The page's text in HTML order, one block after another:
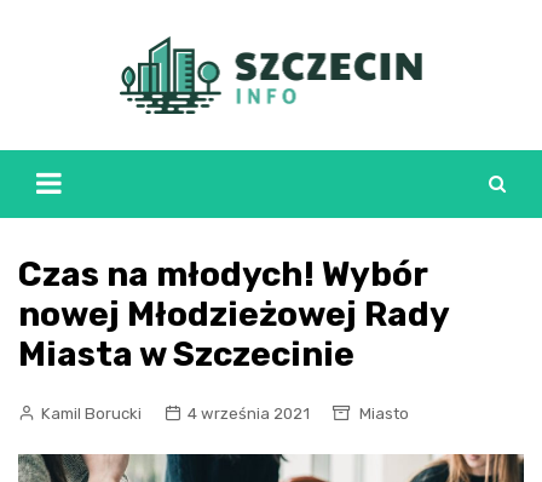
Czas na młodych! Wybór
nowej Młodzieżowej Rady
Miasta w Szczecinie
Kamil Borucki 4 września 2021 Miasto